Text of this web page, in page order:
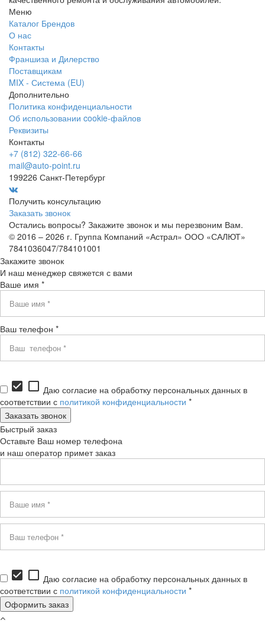
Меню
Каталог Брендов
О нас
Контакты
Франшиза и Дилерство
Поставщикам
MIX - Система (EU)
Дополнительно
Политика конфиденциальности
Об использовании cookie-файлов
Реквизиты
Контакты
+7 (812) 322-66-66
mail@auto-point.ru
199226 Санкт-Петербург
Получить консультацию
Заказать звонок
Остались вопросы? Закажите звонок и мы перезвоним Вам.
© 2016 – 2026 г. Группа Компаний «Астрал» ООО «САЛЮТ»
7841036047/784101001
Закажите звонок
И наш менеджер свяжется с вами
Ваше имя *
Ваш телефон *
check_box check_box_outline_blank Даю согласие на обработку персональных данных в
соответствии с политикой конфиденциальности *
Быстрый заказ
Оставьте Ваш номер телефона
и наш оператор примет заказ
check_box check_box_outline_blank Даю согласие на обработку персональных данных в
соответствии с политикой конфиденциальности *